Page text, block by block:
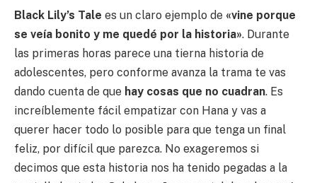
Black Lily’s Tale es un claro ejemplo de «vine porque
se veía bonito y me quedé por la historia». Durante
las primeras horas parece una tierna historia de
adolescentes, pero conforme avanza la trama te vas
dando cuenta de que hay cosas que no cuadran. Es
increíblemente fácil empatizar con Hana y vas a
querer hacer todo lo posible para que tenga un final
feliz, por difícil que parezca. No exageremos si
decimos que esta historia nos ha tenido pegadas a la